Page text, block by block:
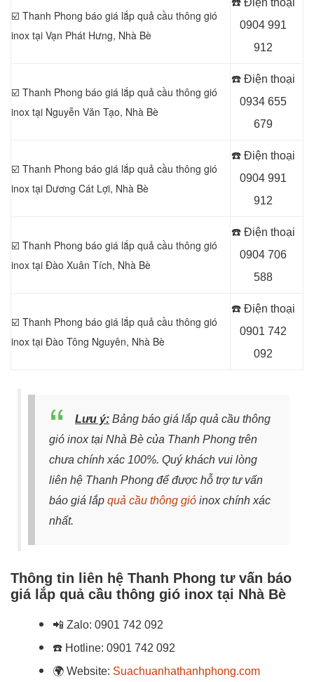
☑️ Thanh Phong báo giá lắp quả cầu thông gió
inox tại Vạn Phát Hưng, Nhà Bè
☎️ Điện thoại
0904 991
912
☑️ Thanh Phong báo giá lắp quả cầu thông gió
inox tại Nguyễn Văn Tạo, Nhà Bè
☎️ Điện thoại
0934 655
679
☑️ Thanh Phong báo giá lắp quả cầu thông gió
inox tại Dương Cát Lợi, Nhà Bè
☎️ Điện thoại
0904 991
912
☑️ Thanh Phong báo giá lắp quả cầu thông gió
inox tại Đào Xuân Tích, Nhà Bè
☎️ Điện thoại
0904 706
588
☑️ Thanh Phong báo giá lắp quả cầu thông gió
inox tại Đào Tông Nguyên, Nhà Bè
☎️ Điện thoại
0901 742
092
Lưu ý: Bảng báo giá lắp quả cầu thông
gió inox tại Nhà Bè của Thanh Phong trên
chưa chính xác 100%. Quý khách vui lòng
liên hệ Thanh Phong để được hỗ trợ tư vấn
báo giá lắp quả cầu thông gió inox chính xác
nhất.
Thông tin liên hệ Thanh Phong tư vấn báo
giá lắp quả cầu thông gió inox tại Nhà Bè
📲 Zalo: 0901 742 092
☎️ Hotline: 0901 742 092
🌍 Website: Suachuanhathanhphong.com